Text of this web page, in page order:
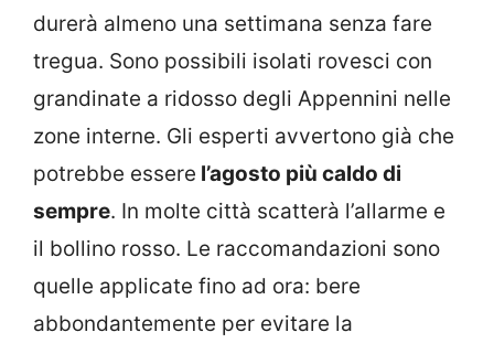
durerà almeno una settimana senza fare
tregua. Sono possibili isolati rovesci con
grandinate a ridosso degli Appennini nelle
zone interne. Gli esperti avvertono già che
potrebbe essere l’agosto più caldo di
sempre. In molte città scatterà l’allarme e
il bollino rosso. Le raccomandazioni sono
quelle applicate fino ad ora: bere
abbondantemente per evitare la